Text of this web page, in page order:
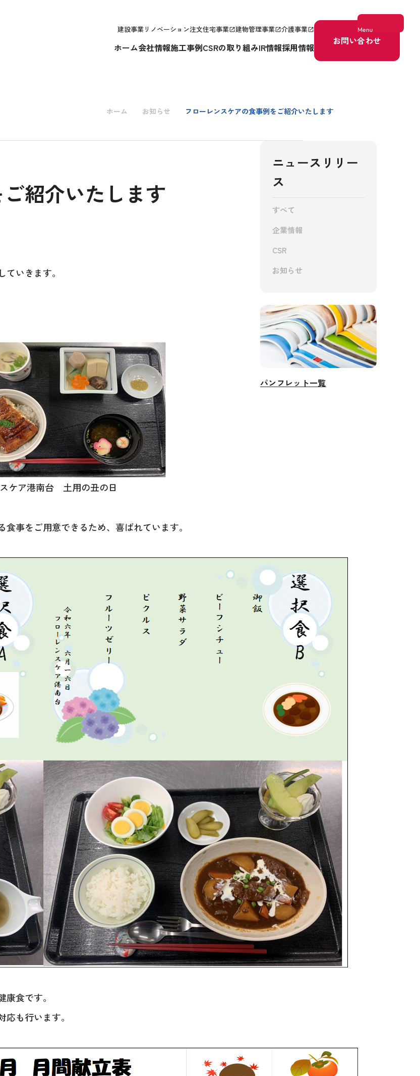
Menu
お問い合わせ
建設事業 リノベーション注文住宅事業open_in_new建物管理事業open_in_new介護事業open_in_new
ホーム会社情報施工事例CSRの取り組みIR情報採用情報
お問い合わせ
ホーム お知らせ フローレンスケアの食事例をご紹介いたします
紹介いたします
いきます。
ケア港南台 土用の丑の日
事をご用意できるため、喜ばれています。
食です。
も行います。
ニュースリリー
ス
すべて
企業情報
CSR
お知らせ
パンフレット一覧